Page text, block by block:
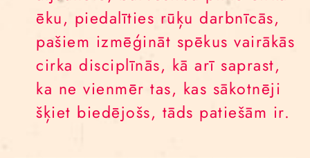
ēku, piedalīties rūķu darbnīcās,
pašiem izmēģināt spēkus vairākās
cirka disciplīnās, kā arī saprast,
ka ne vienmēr tas, kas sākotnēji
šķiet biedējošs, tāds patiešām ir.